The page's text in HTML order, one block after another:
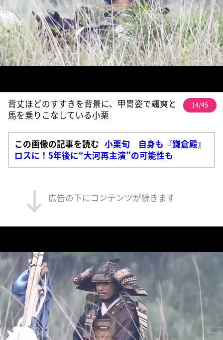
背丈ほどのすすきを背景に、甲冑姿で颯爽と
馬を乗りこなしている小栗
14/45
この画像の記事を読む 小栗旬 自身も『鎌倉殿』
ロスに！5年後に“大河再主演”の可能性も
広告の下にコンテンツが続きます